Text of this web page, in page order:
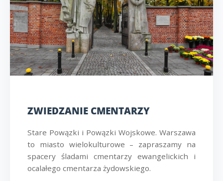
ZWIEDZANIE CMENTARZY
Stare Powązki i Powązki Wojskowe. Warszawa
to miasto wielokulturowe – zapraszamy na
spacery śladami cmentarzy ewangelickich i
ocalałego cmentarza żydowskiego.